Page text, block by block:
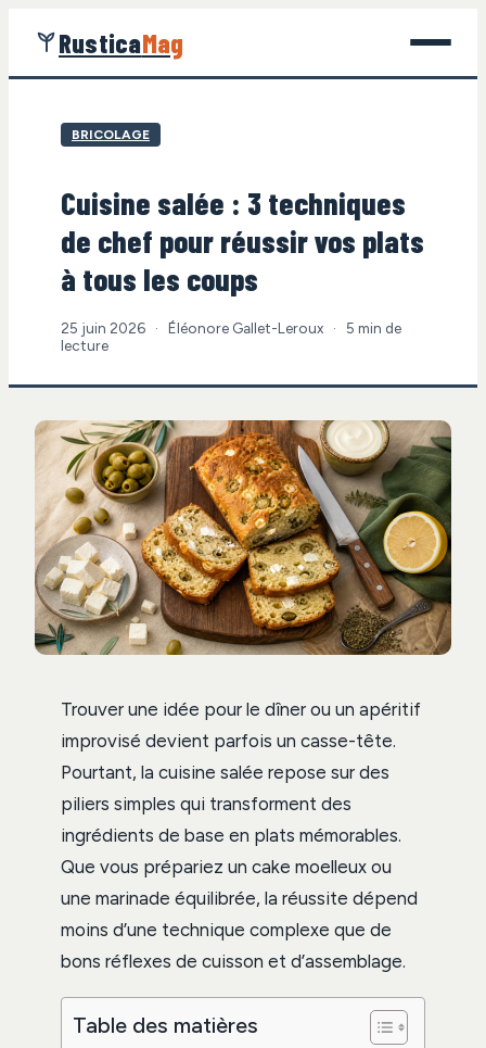
RusticaMag
Jardinage
Maison
Écologie
BRICOLAGE
Cuisine salée : 3 techniques
de chef pour réussir vos plats
à tous les coups
25 juin 2026 · Éléonore Gallet-Leroux ·
5 min de
lecture
Trouver une idée pour le dîner ou un apéritif
improvisé devient parfois un casse-tête.
Pourtant, la cuisine salée repose sur des
piliers simples qui transforment des
ingrédients de base en plats mémorables.
Que vous prépariez un cake moelleux ou
une marinade équilibrée, la réussite dépend
moins d’une technique complexe que de
bons réflexes de cuisson et d’assemblage.
Table des matières